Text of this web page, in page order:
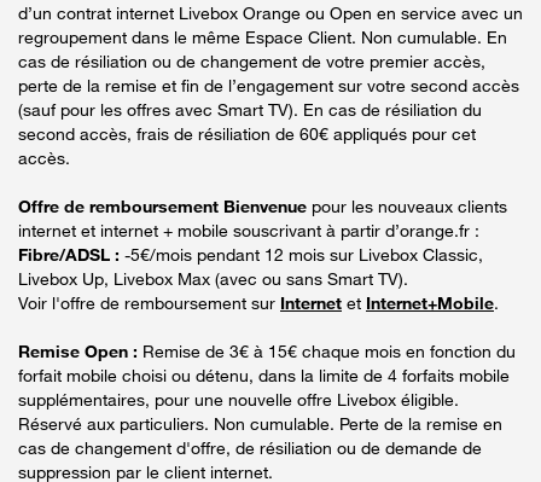
d’un contrat internet Livebox Orange ou Open en service avec un
regroupement dans le même Espace Client. Non cumulable. En
cas de résiliation ou de changement de votre premier accès,
perte de la remise et fin de l’engagement sur votre second accès
(sauf pour les offres avec Smart TV). En cas de résiliation du
second accès, frais de résiliation de 60€ appliqués pour cet
accès.
Offre de remboursement Bienvenue pour les nouveaux clients
internet et internet + mobile souscrivant à partir d’orange.fr :
Fibre/ADSL : -5€/mois pendant 12 mois sur Livebox Classic,
Livebox Up, Livebox Max (avec ou sans Smart TV).
Voir l'offre de remboursement sur Internet et Internet+Mobile.
Remise Open : Remise de 3€ à 15€ chaque mois en fonction du
forfait mobile choisi ou détenu, dans la limite de 4 forfaits mobile
supplémentaires, pour une nouvelle offre Livebox éligible.
Réservé aux particuliers. Non cumulable. Perte de la remise en
cas de changement d'offre, de résiliation ou de demande de
suppression par le client internet.